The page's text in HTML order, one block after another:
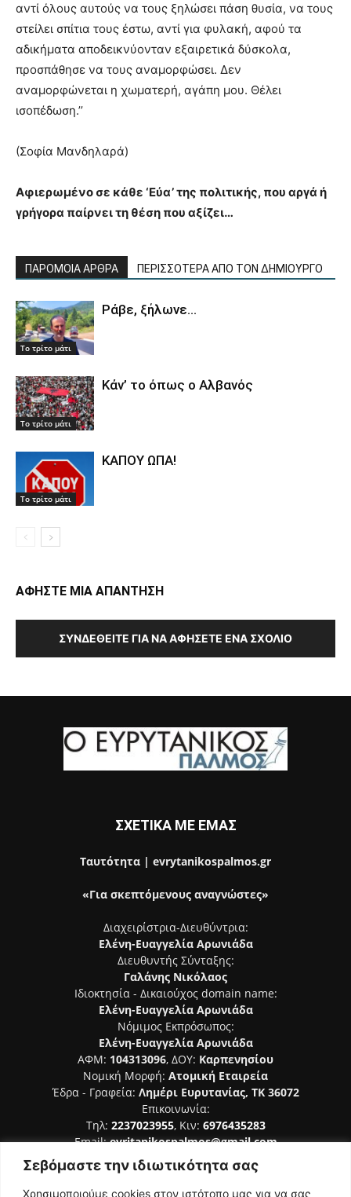
Σεβόμαστε την ιδιωτικότητα σας
Χρησιμοποιούμε cookies στον ιστότοπο μας για να σας
αντί όλους αυτούς να τους ξηλώσει πάση θυσία, να τους
στείλει σπίτια τους έστω, αντί για φυλακή, αφού τα
αδικήματα αποδεικνύονταν εξαιρετικά δύσκολα,
προσπάθησε να τους αναμορφώσει. Δεν
αναμορφώνεται η χωματερή, αγάπη μου. Θέλει
ισοπέδωση.’’
(Σοφία Μανδηλαρά)
Αφιερωμένο σε κάθε ‘Εύα’ της πολιτικής, που αργά ή
γρήγορα παίρνει τη θέση που αξίζει…
ΠΑΡΟΜΟΙΑ ΑΡΘΡΑ ΠΕΡΙΣΣΟΤΕΡΑ ΑΠΟ ΤΟΝ ΔΗΜΙΟΥΡΓΟ
Το τρίτο μάτι
Ράβε, ξήλωνε…
Το τρίτο μάτι
Κάν’ το όπως ο Αλβανός
Το τρίτο μάτι
ΚΑΠΟΥ ΩΠΑ!
ΑΦΗΣΤΕ ΜΙΑ ΑΠΑΝΤΗΣΗ
ΣΥΝΔΕΘΕΊΤΕ ΓΙΑ ΝΑ ΑΦΉΣΕΤΕ ΈΝΑ ΣΧΌΛΙΟ
ΣΧΕΤΙΚΑ ΜΕ ΕΜΑΣ
Ταυτότητα | evrytanikospalmos.gr
«Για σκεπτόμενους αναγνώστες»
Διαχειρίστρια-Διευθύντρια:
Ελένη-Ευαγγελία Αρωνιάδα
Διευθυντής Σύνταξης:
Γαλάνης Νικόλαος
Ιδιοκτησία - Δικαιούχος domain name:
Ελένη-Ευαγγελία Αρωνιάδα
Νόμιμος Εκπρόσωπος:
Ελένη-Ευαγγελία Αρωνιάδα
ΑΦΜ: 104313096, ΔΟΥ: Καρπενησίου
Νομική Μορφή: Ατομική Εταιρεία
Έδρα - Γραφεία: Λημέρι Ευρυτανίας, ΤΚ 36072
Επικοινωνία:
Τηλ: 2237023955, Κιν: 6976435283
Email:evritanikospalmos@gmail.com
Αριθμός Πιστοποίησης Μ.Η.Τ. 242044